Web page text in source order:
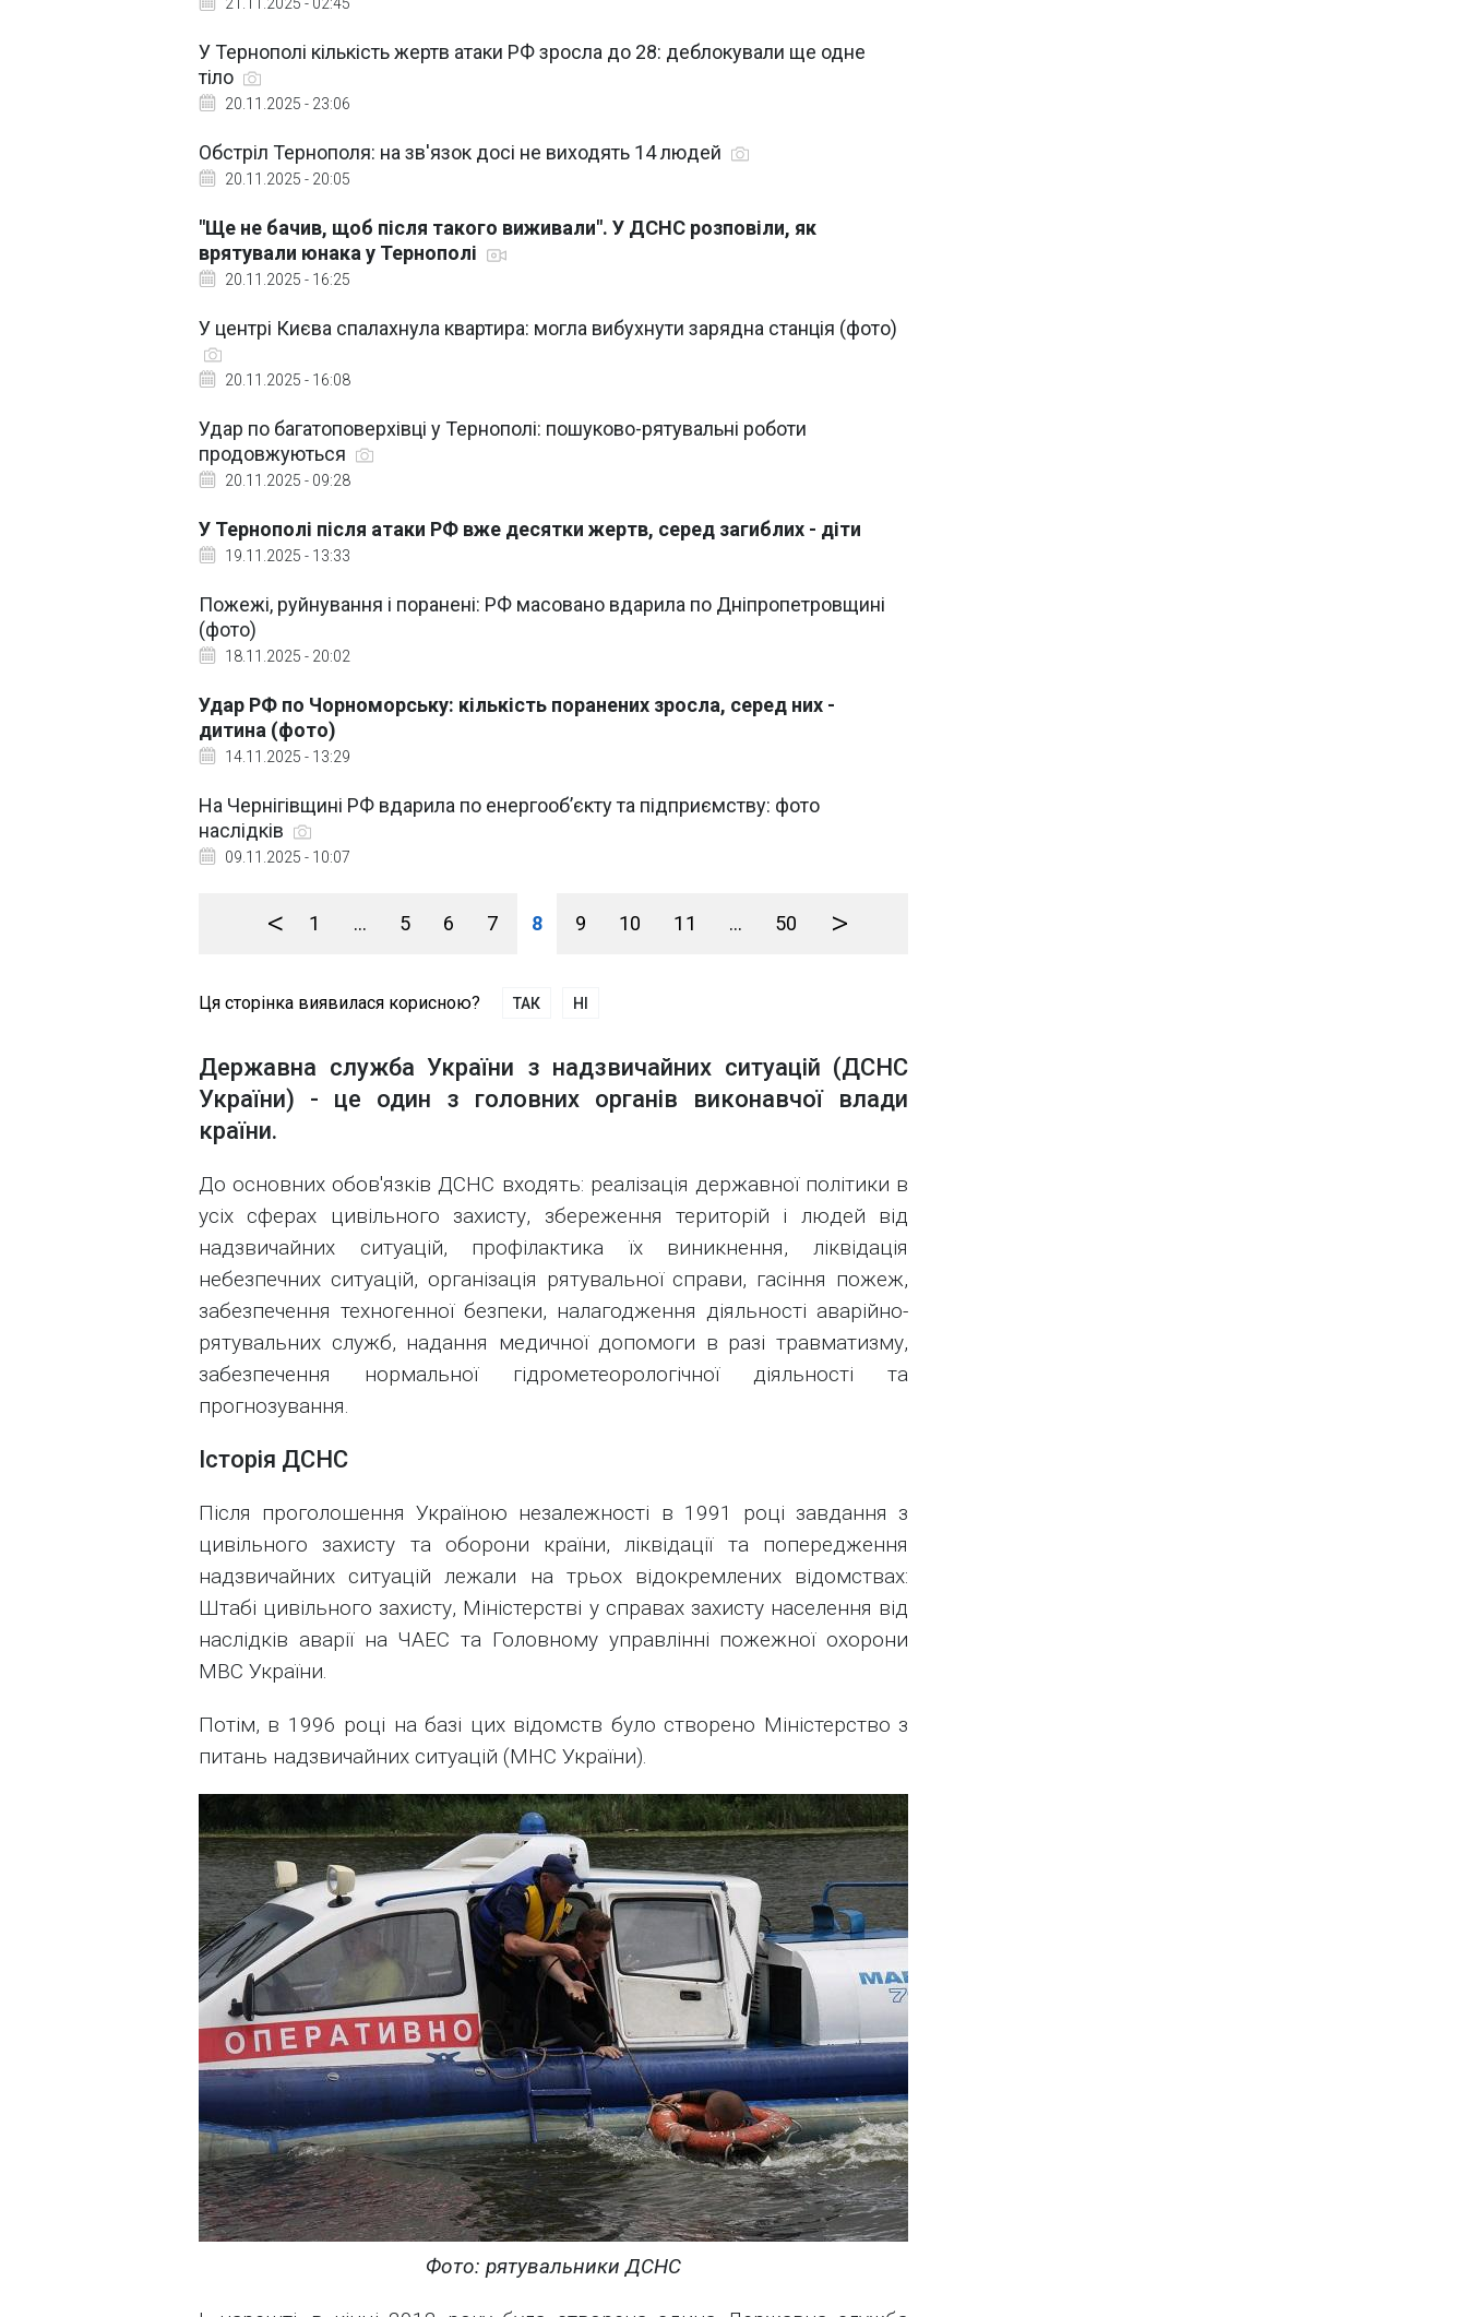
У Тернополі кількість жертв атаки РФ зросла до 28: деблокували ще одне
тіло
20.11.2025 - 23:06
Обстріл Тернополя: на зв'язок досі не виходять 14 людей
20.11.2025 - 20:05
"Ще не бачив, щоб після такого виживали". У ДСНС розповіли, як
врятували юнака у Тернополі
20.11.2025 - 16:25
У центрі Києва спалахнула квартира: могла вибухнути зарядна станція (фото)
20.11.2025 - 16:08
Удар по багатоповерхівці у Тернополі: пошуково-рятувальні роботи
продовжуються
20.11.2025 - 09:28
У Тернополі після атаки РФ вже десятки жертв, серед загиблих - діти
19.11.2025 - 13:33
Пожежі, руйнування і поранені: РФ масовано вдарила по Дніпропетровщині
(фото)
18.11.2025 - 20:02
Удар РФ по Чорноморську: кількість поранених зросла, серед них -
дитина (фото)
14.11.2025 - 13:29
На Чернігівщині РФ вдарила по енергооб’єкту та підприємству: фото
наслідків
09.11.2025 - 10:07
< 1 ... 5 6 7 8 9 10 11 ... 50 >
Ця сторінка виявилася корисною? ТАК НІ
Державна служба України з надзвичайних ситуацій (ДСНС
України) - це один з головних органів виконавчої влади
країни.
До основних обов'язків ДСНС входять: реалізація державної політики в
усіх сферах цивільного захисту, збереження територій і людей від
надзвичайних ситуацій, профілактика їх виникнення, ліквідація
небезпечних ситуацій, організація рятувальної справи, гасіння пожеж,
забезпечення техногенної безпеки, налагодження діяльності аварійно-
рятувальних служб, надання медичної допомоги в разі травматизму,
забезпечення нормальної гідрометеорологічної діяльності та
прогнозування.
Історія ДСНС
Після проголошення Україною незалежності в 1991 році завдання з
цивільного захисту та оборони країни, ліквідації та попередження
надзвичайних ситуацій лежали на трьох відокремлених відомствах:
Штабі цивільного захисту, Міністерстві у справах захисту населення від
наслідків аварії на ЧАЕС та Головному управлінні пожежної охорони
МВС України.
Потім, в 1996 році на базі цих відомств було створено Міністерство з
питань надзвичайних ситуацій (МНС України).
Фото: рятувальники ДСНС